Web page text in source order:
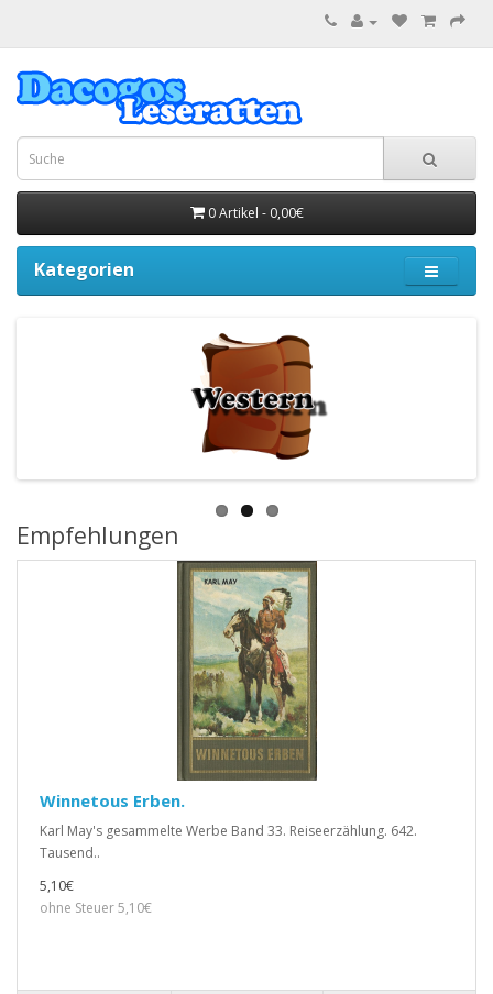
0 Artikel - 0,00€
Kategorien
Empfehlungen
Winnetous Erben.
Karl May's gesammelte Werbe Band 33. Reiseerzählung. 642.
Tausend..
5,10€
ohne Steuer 5,10€